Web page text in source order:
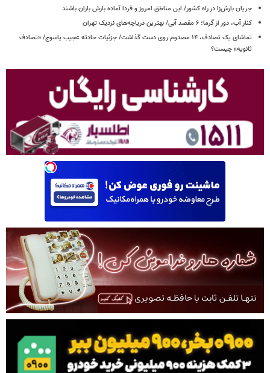
جریان بارش‌زا در راه کشور/ این مناطق امروز و فردا آماده بارش باران باشند
کنار آب، دور از گرما؛ ۶ مقصد آبی/ بهترین دریاچه‌های نزدیک تهران
تماشای یک تصادف، ۱۴ مصدوم روی دست گذاشت/ جزئیات حادثه عجیب یاسوج/ «تصادف
ثانویه» چیست؟